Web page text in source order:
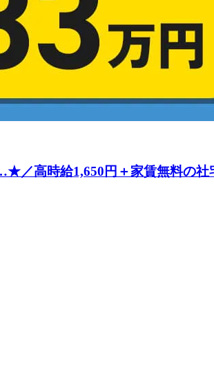
／高時給1,650円＋家賃無料の社